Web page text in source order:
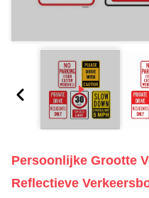
Persoonlijke Grootte
Reflectieve